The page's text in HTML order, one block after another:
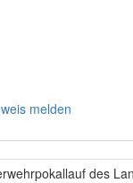
melden
des